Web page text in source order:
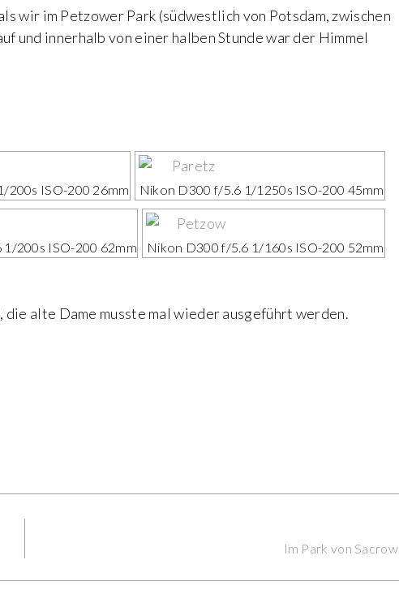
wir im Petzower Park (südwestlich von Potsdam, zwischen
und innerhalb von einer halben Stunde war der Himmel
200s ISO-200 26mm Nikon D300 f/5.6 1/1250s ISO-200 45mm
200s ISO-200 62mm Nikon D300 f/5.6 1/160s ISO-200 52mm
alte Dame musste mal wieder ausgeführt werden.
Im Park von Sacrow